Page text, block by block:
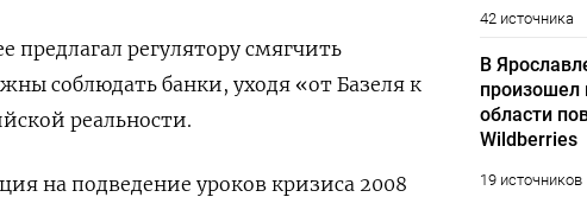
предлагал регулятору смягчить
соблюдать банки, уходя «от Базеля к
реальности.
на подведение уроков кризиса 2008